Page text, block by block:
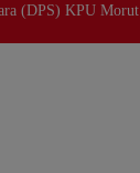
(DPS) KPU Morut